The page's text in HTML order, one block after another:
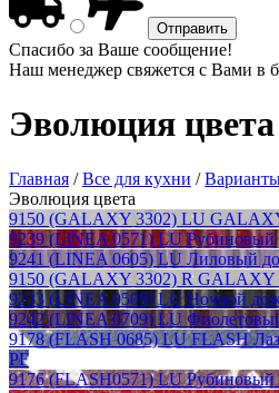
Спасибо за Ваше сообщение!
Наш менеджер свяжется с Вами в
Эволюция цвета
Главная /Все для кухни /
Эволюция цвета
9150 (GALAXY 3302) LU
9239 (LINEA 0571) LU Рубиновый
9241 (LINEA 0605) LU Лиловый
9150 (GALAXY 3302) R GALAXY
9233 (LINEA 0509) LU Ночной
9242 (LINEA 0709) LU
9178 (FLASH 0685) LU FLASH
PF
9176 (FLASH0571) LU Рубиновый